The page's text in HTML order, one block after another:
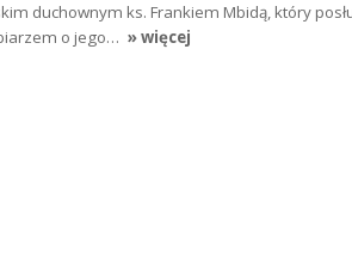
duchownym ks. Frankiem Mbidą, który
o jego… » więcej